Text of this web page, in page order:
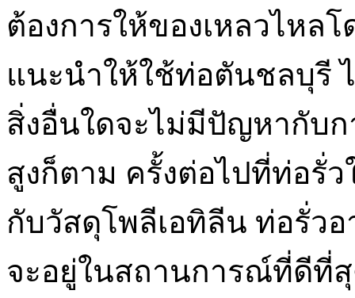
ต้องการให้ของเหลวไหล
แนะนำให้ใช้ท่อตันชลบุรี
สิ่งอื่นใดจะไม่มีปัญหากับ
สูงก็ตาม ครั้งต่อไปที่ท่อรั่
กับวัสดุโพลีเอทิลีน ท่อรั่ว
จะอยู่ในสถานการณ์ที่ดีที่